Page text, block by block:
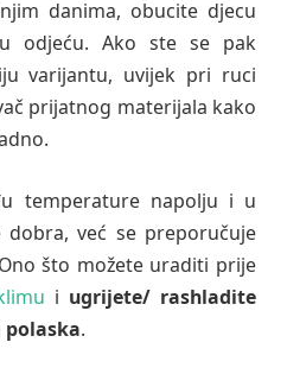
danima, obucite djecu
odjeću. Ako ste se pak
varijantu, uvijek pri ruci
prijatnog materijala kako
temperature napolju i u
već se preporučuje
što možete uraditi prije
i ugrijete/ rashladite
.